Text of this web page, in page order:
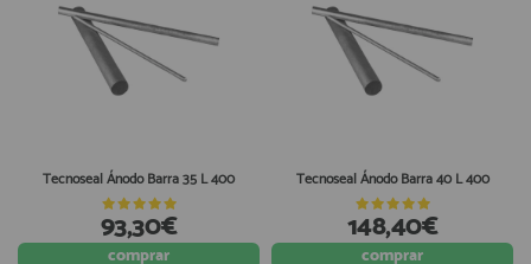
Tecnoseal Ánodo Barra 35 L 400
93,30€
comprar
Tecnoseal Ánodo Barra 40 L 400
148,40€
comprar